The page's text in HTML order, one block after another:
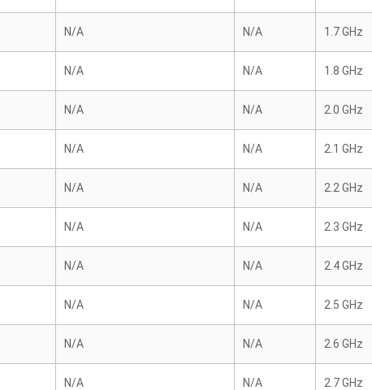
N/A N/A 1.7 GHz
N/A N/A 1.8 GHz
N/A N/A 2.0 GHz
N/A N/A 2.1 GHz
N/A N/A 2.2 GHz
N/A N/A 2.3 GHz
N/A N/A 2.4 GHz
N/A N/A 2.5 GHz
N/A N/A 2.6 GHz
N/A N/A 2.7 GHz